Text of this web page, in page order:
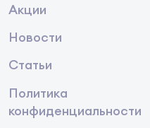
Акции
Новости
Статьи
Политика
конфиденциальности